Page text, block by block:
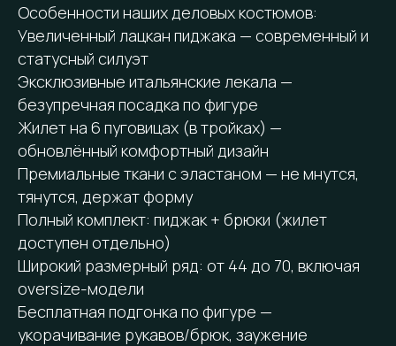
Особенности наших деловых костюмов:
Увеличенный лацкан пиджака — современный и
статусный силуэт
Эксклюзивные итальянские лекала —
безупречная посадка по фигуре
Жилет на 6 пуговицах (в тройках) —
обновлённый комфортный дизайн
Премиальные ткани с эластаном — не мнутся,
тянутся, держат форму
Полный комплект: пиджак + брюки (жилет
доступен отдельно)
Широкий размерный ряд: от 44 до 70, включая
oversize-модели
Бесплатная подгонка по фигуре —
укорачивание рукавов/брюк, заужение